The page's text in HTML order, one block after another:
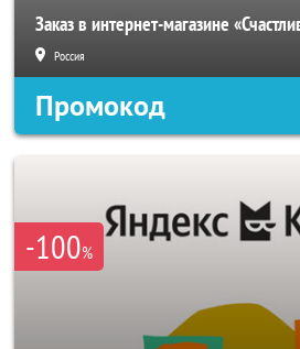
Заказ в интернет-магазине
Россия
Промокод
-100%